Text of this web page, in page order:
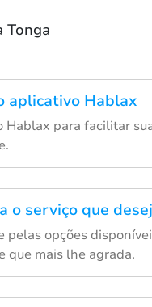
Tonga
aplicativo Hablax
Hablax para facilitar
o serviço que
pelas opções
que mais lhe agrada.